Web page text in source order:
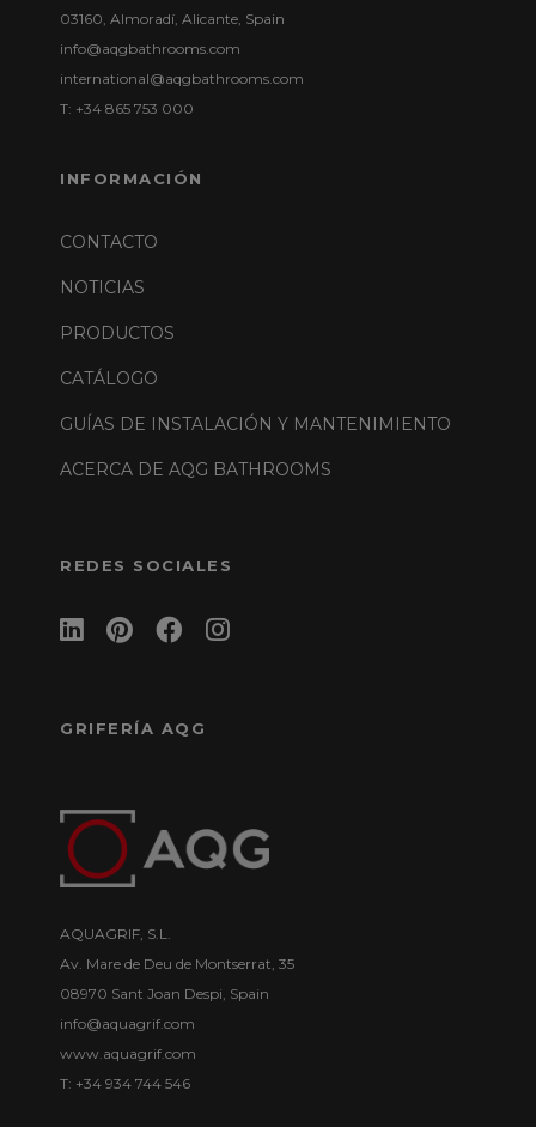
03160, Almoradí, Alicante, Spain
info@aqgbathrooms.com
international@aqgbathrooms.com
T: +34 865 753 000
INFORMACIÓN
CONTACTO
NOTICIAS
PRODUCTOS
CATÁLOGO
GUÍAS DE INSTALACIÓN Y MANTENIMIENTO
ACERCA DE AQG BATHROOMS
REDES SOCIALES
GRIFERÍA AQG
AQUAGRIF, S.L.
Av. Mare de Deu de Montserrat, 35
08970 Sant Joan Despi, Spain
info@aquagrif.com
www.aquagrif.com
T: +34 934 744 546